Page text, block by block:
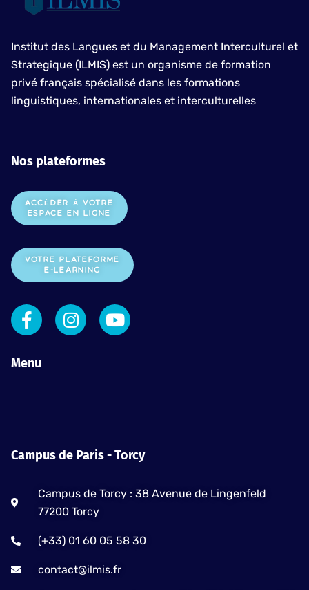
Institut des Langues et du Management Interculturel et
Strategique (ILMIS) est un organisme de formation
privé français spécialisé dans les formations
linguistiques, internationales et interculturelles
Nos plateformes
ACCÉDER À VOTRE
ESPACE EN LIGNE
VOTRE PLATEFORME
E-LEARNING
F
a
e
-
I
n
m
Y
o
Menu
Campus de Paris - Torcy
Campus de Torcy : 38 Avenue de Lingenfeld
77200 Torcy
(+33) 01 60 05 58 30
contact@ilmis.fr